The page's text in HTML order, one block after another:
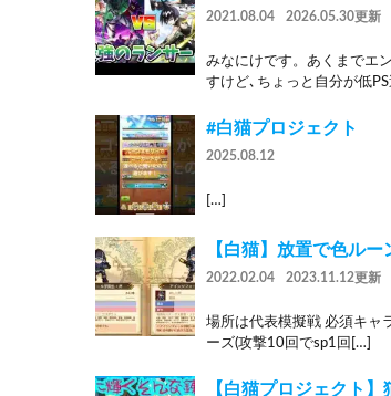
2021.08.04 2026.05.30更新
みなにけです。あくまでエ
すけど､ちょっと自分が低
#白猫プロジェクト
2025.08.12
[…]
【白猫】放置で色ル
2022.02.04 2023.11.12更新
場所は代表模擬戦 必須キャ
ーズ(攻撃10回でsp1回[…]
【白猫プロジェクト